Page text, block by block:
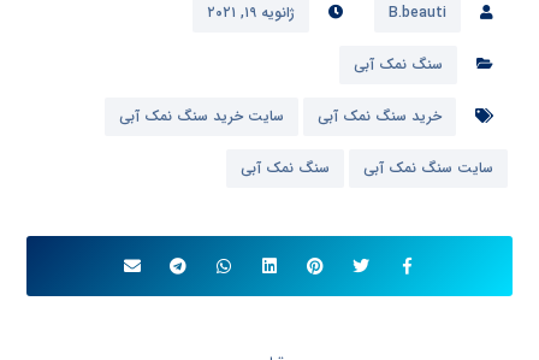
B.beauti ژانویه ۱۹, ۲۰۲۱
سنگ نمک آبی
خرید سنگ نمک آبی سایت خرید سنگ نمک آبی
سایت سنگ نمک آبی سنگ نمک آبی